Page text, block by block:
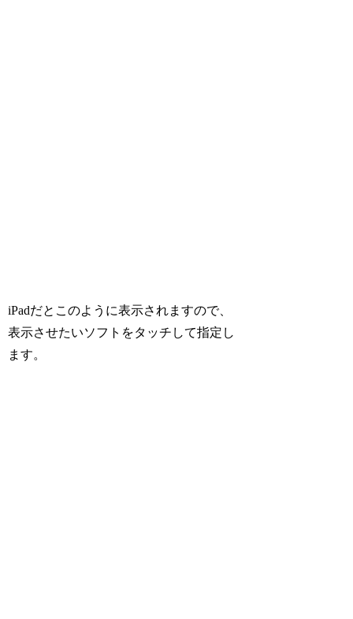
iPadだとこのように表示されますので、
表示させたいソフトをタッチして指定し
ます。